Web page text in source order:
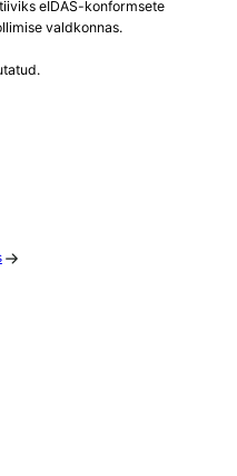
eIDAS-konformsete
valdkonnas.